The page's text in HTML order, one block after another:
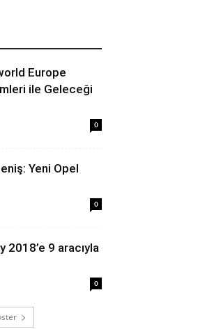
Europe
ile Geleceği
0
Yeni Opel
0
9 aracıyla
0